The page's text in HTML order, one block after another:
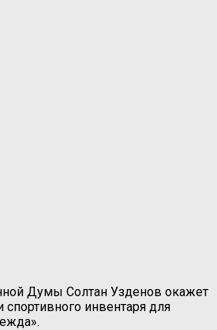
Думы Солтан Узденов окажет
инвентаря для